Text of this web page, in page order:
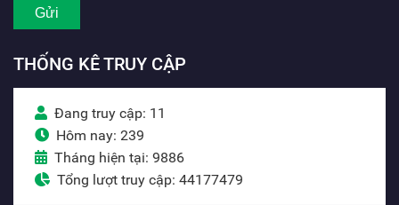
THỐNG KÊ TRUY CẬP
Đang truy cập: 11
Hôm nay: 239
Tháng hiện tại: 9886
Tổng lượt truy cập: 44177479